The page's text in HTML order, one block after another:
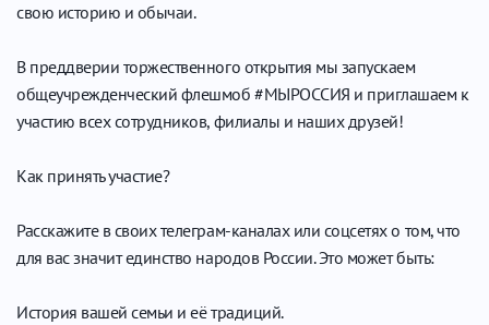
свою историю и обычаи.
В преддверии торжественного открытия мы запускаем
общеучрежденческий флешмоб #МЫРОССИЯ и приглашаем к
участию всех сотрудников, филиалы и наших друзей!
Как принять участие?
Расскажите в своих телеграм-каналах или соцсетях о том, что
для вас значит единство народов России. Это может быть:
История вашей семьи и её традиций.